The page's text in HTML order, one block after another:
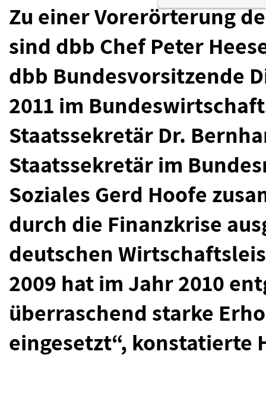
Zu einer Vorerörterung
sind dbb Chef Peter
dbb Bundesvorsitzende
2011 im
Staatssekretär Dr.
Staatssekretär im
Soziales Gerd Hoofe
durch die Finanzkrise
deutschen
2009 hat im Jahr 2010
überraschend starke
eingesetzt“, konstatierte